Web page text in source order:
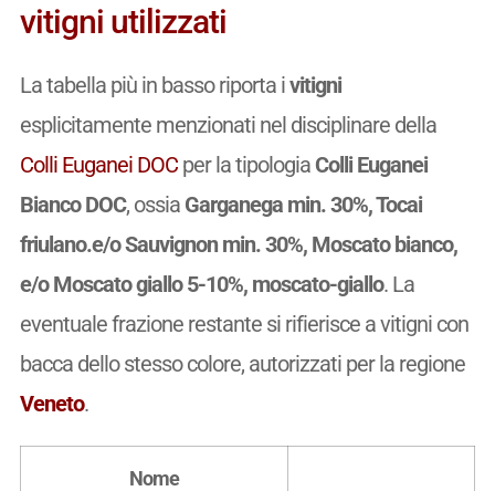
vitigni utilizzati
La tabella più in basso riporta ivitigni
esplicitamente menzionati nel disciplinare della
Colli Euganei DOCper la tipologia Colli Euganei
Bianco DOC, ossia Garganega min. 30%, Tocai
friulano.e/o Sauvignon min. 30%, Moscato bianco,
e/o Moscato giallo 5-10%, moscato-giallo. La
eventuale frazione restante si rifierisce a vitigni con
bacca dello stesso colore, autorizzati per la regione
Veneto.
Nome